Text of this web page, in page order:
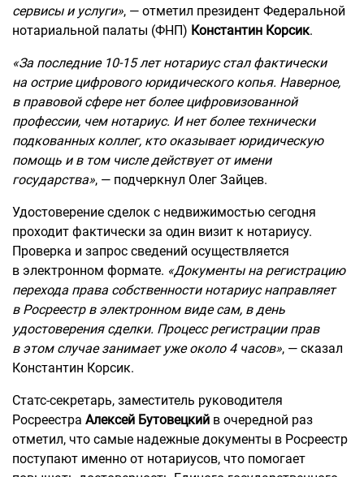
сервисы и услуги», — отметил президент Федеральной
нотариальной палаты (ФНП) Константин Корсик.
«За последние 10-15 лет нотариус стал фактически
на острие цифрового юридического копья. Наверное,
в правовой сфере нет более цифровизованной
профессии, чем нотариус. И нет более технически
подкованных коллег, кто оказывает юридическую
помощь и в том числе действует от имени
государства», — подчеркнул Олег Зайцев.
Удостоверение сделок с недвижимостью сегодня
проходит фактически за один визит к нотариусу.
Проверка и запрос сведений осуществляется
в электронном формате. «Документы на регистрацию
перехода права собственности нотариус направляет
в Росреестр в электронном виде сам, в день
удостоверения сделки. Процесс регистрации прав
в этом случае занимает уже около 4 часов», — сказал
Константин Корсик.
Статс-секретарь, заместитель руководителя
Росреестра Алексей Бутовецкий в очередной раз
отметил, что самые надежные документы в Росреестр
поступают именно от нотариусов, что помогает